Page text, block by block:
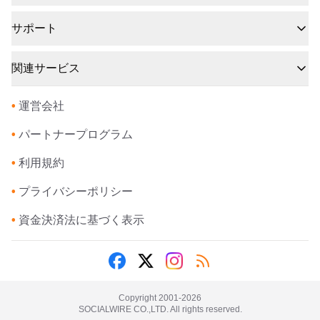
サポート
関連サービス
• 運営会社
• パートナープログラム
• 利用規約
• プライバシーポリシー
• 資金決済法に基づく表示
Copyright 2001-2026
SOCIALWIRE CO.,LTD. All rights reserved.